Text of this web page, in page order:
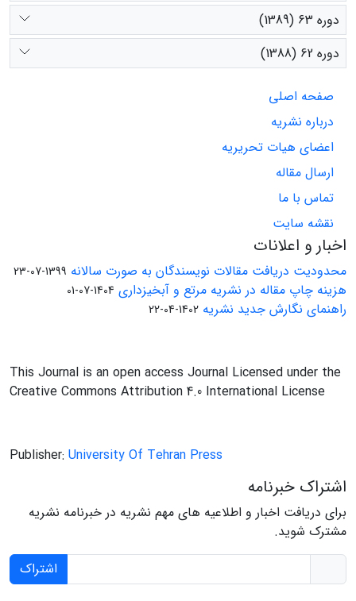
دوره 63 (1389)
دوره 62 (1388)
صفحه اصلی
درباره نشریه
اعضای هیات تحریریه
ارسال مقاله
تماس با ما
نقشه سایت
اخبار و اعلانات
محدودیت دریافت مقالات نویسندگان به صورت سالانه 1399-07-23
هزینه چاپ مقاله در نشریه مرتع و آبخیزداری 1404-07-01
راهنمای نگارش جدید نشریه 1402-04-22
This Journal is an open access Journal Licensed under the
Creative Commons Attribution 4.0 International License
Publisher: University Of Tehran Press
اشتراک خبرنامه
برای دریافت اخبار و اطلاعیه های مهم نشریه در خبرنامه نشریه
مشترک شوید.
اشتراک